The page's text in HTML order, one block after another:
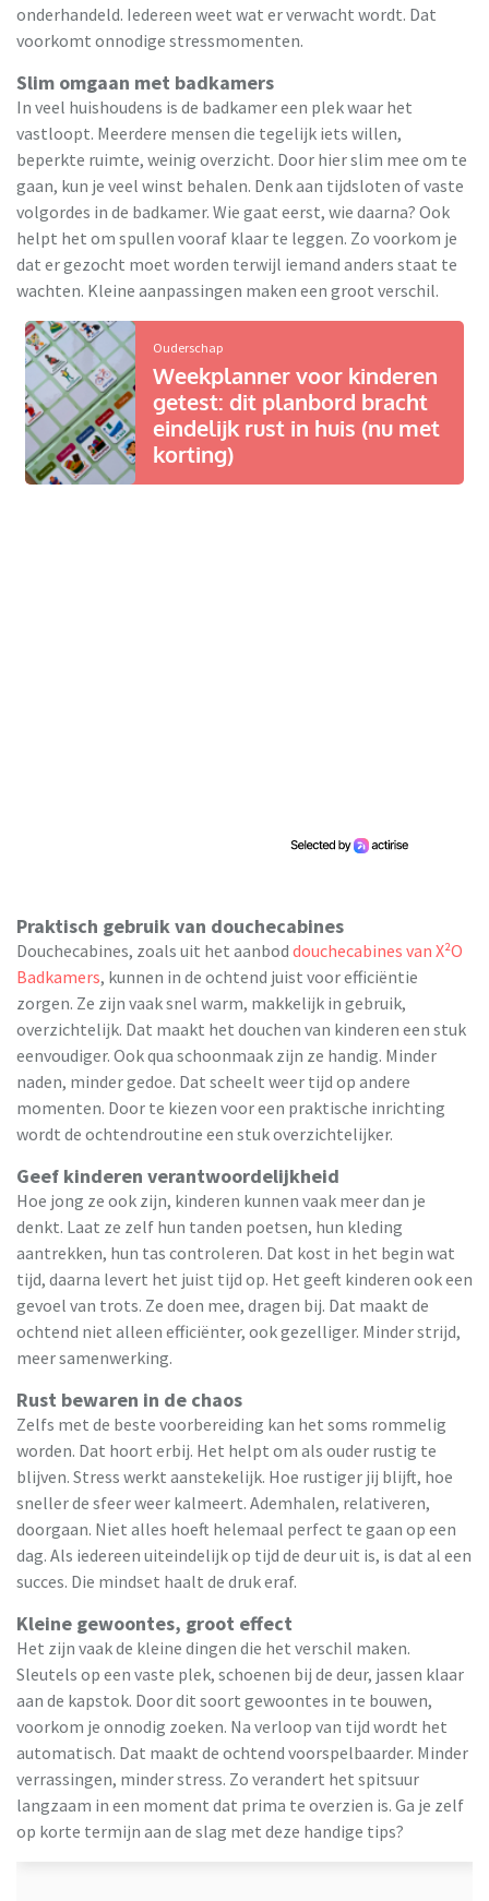
onderhandeld. Iedereen weet wat er verwacht wordt. Dat
voorkomt onnodige stressmomenten.
Slim omgaan met badkamers
In veel huishoudens is de badkamer een plek waar het
vastloopt. Meerdere mensen die tegelijk iets willen,
beperkte ruimte, weinig overzicht. Door hier slim mee om te
gaan, kun je veel winst behalen. Denk aan tijdsloten of vaste
volgordes in de badkamer. Wie gaat eerst, wie daarna? Ook
helpt het om spullen vooraf klaar te leggen. Zo voorkom je
dat er gezocht moet worden terwijl iemand anders staat te
wachten. Kleine aanpassingen maken een groot verschil.
Ouderschap
Weekplanner voor kinderen
getest: dit planbord bracht
eindelijk rust in huis (nu met
korting)
Praktisch gebruik van douchecabines
Douchecabines, zoals uit het aanbod douchecabines van X²O
Badkamers, kunnen in de ochtend juist voor efficiëntie
zorgen. Ze zijn vaak snel warm, makkelijk in gebruik,
overzichtelijk. Dat maakt het douchen van kinderen een stuk
eenvoudiger. Ook qua schoonmaak zijn ze handig. Minder
naden, minder gedoe. Dat scheelt weer tijd op andere
momenten. Door te kiezen voor een praktische inrichting
wordt de ochtendroutine een stuk overzichtelijker.
Geef kinderen verantwoordelijkheid
Hoe jong ze ook zijn, kinderen kunnen vaak meer dan je
denkt. Laat ze zelf hun tanden poetsen, hun kleding
aantrekken, hun tas controleren. Dat kost in het begin wat
tijd, daarna levert het juist tijd op. Het geeft kinderen ook een
gevoel van trots. Ze doen mee, dragen bij. Dat maakt de
ochtend niet alleen efficiënter, ook gezelliger. Minder strijd,
meer samenwerking.
Rust bewaren in de chaos
Zelfs met de beste voorbereiding kan het soms rommelig
worden. Dat hoort erbij. Het helpt om als ouder rustig te
blijven. Stress werkt aanstekelijk. Hoe rustiger jij blijft, hoe
sneller de sfeer weer kalmeert. Ademhalen, relativeren,
doorgaan. Niet alles hoeft helemaal perfect te gaan op een
dag. Als iedereen uiteindelijk op tijd de deur uit is, is dat al een
succes. Die mindset haalt de druk eraf.
Kleine gewoontes, groot effect
Het zijn vaak de kleine dingen die het verschil maken.
Sleutels op een vaste plek, schoenen bij de deur, jassen klaar
aan de kapstok. Door dit soort gewoontes in te bouwen,
voorkom je onnodig zoeken. Na verloop van tijd wordt het
automatisch. Dat maakt de ochtend voorspelbaarder. Minder
verrassingen, minder stress. Zo verandert het spitsuur
langzaam in een moment dat prima te overzien is. Ga je zelf
op korte termijn aan de slag met deze handige tips?